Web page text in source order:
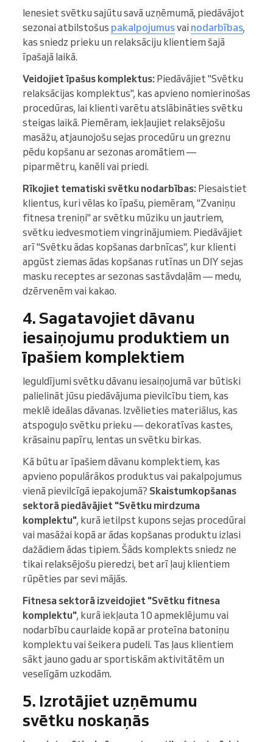
Ienesiet svētku sajūtu savā uzņēmumā, piedāvājot
sezonai atbilstošus pakalpojumusvai nodarbības,
kas sniedz prieku un relaksāciju klientiem šajā
īpašajā laikā.
Veidojiet īpašus komplektus: Piedāvājiet "Svētku
relaksācijas komplektus", kas apvieno nomierinošas
procedūras, lai klienti varētu atslābināties svētku
steigas laikā. Piemēram, iekļaujiet relaksējošu
masāžu, atjaunojošu sejas procedūru un greznu
pēdu kopšanu ar sezonas aromātiem —
piparmētru, kanēli vai priedi.
Rīkojiet tematiski svētku nodarbības: Piesaistiet
klientus, kuri vēlas ko īpašu, piemēram, "Zvaniņu
fitnesa treniņi" ar svētku mūziku un jautriem,
svētku iedvesmotiem vingrinājumiem. Piedāvājiet
arī "Svētku ādas kopšanas darbnīcas", kur klienti
apgūst ziemas ādas kopšanas rutīnas un DIY sejas
masku receptes ar sezonas sastāvdaļām — medu,
dzērvenēm vai kakao.
4. Sagatavojiet dāvanu
iesaiņojumu produktiem un
īpašiem komplektiem
Ieguldījumi svētku dāvanu iesaiņojumā var būtiski
palielināt jūsu piedāvājuma pievilcību tiem, kas
meklē ideālas dāvanas. Izvēlieties materiālus, kas
atspoguļo svētku prieku — dekoratīvas kastes,
krāsainu papīru, lentas un svētku birkas.
Kā būtu ar īpašiem dāvanu komplektiem, kas
apvieno populārākos produktus vai pakalpojumus
vienā pievilcīgā iepakojumā? Skaistumkopšanas
sektorā piedāvājiet "Svētku mirdzuma
komplektu", kurā ietilpst kupons sejas procedūrai
vai masāžai kopā ar ādas kopšanas produktu izlasi
dažādiem ādas tipiem. Šāds komplekts sniedz ne
tikai relaksējošu pieredzi, bet arī ļauj klientiem
rūpēties par sevi mājās.
Fitnesa sektorā izveidojiet "Svētku fitnesa
komplektu", kurā iekļauta 10 apmeklējumu vai
nodarbību caurlaide kopā ar proteīna batoniņu
komplektu vai šeikera pudeli. Tas ļaus klientiem
sākt jauno gadu ar sportiskām aktivitātēm un
veselīgām uzkodām.
5. Izrotājiet uzņēmumu
svētku noskaņās